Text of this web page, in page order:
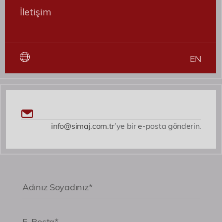
İletişim
EN
info@simaj.com.tr’ye bir e-posta gönderin.
expedita voluptates dicta fugiat illum nemo
asperiores?
Roller